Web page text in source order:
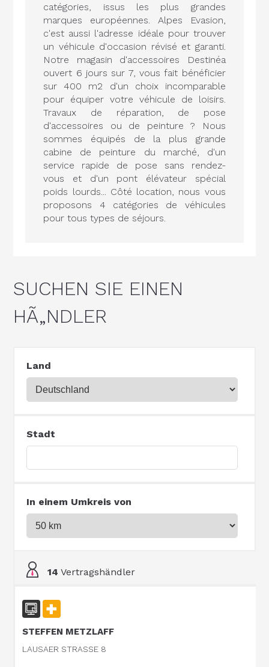
catégories, issus les plus grandes
marques européennes. Alpes Evasion,
c'est aussi l'adresse idéale pour trouver
un véhicule d'occasion révisé et garanti.
Notre magasin d'accessoires Destinéa
ouvert 6 jours sur 7, vous fait bénéficier
sur 400 m2 d'un choix incomparable
pour équiper votre véhicule de loisirs.
Travaux de réparation, de pose
d'accessoires ou de peinture ? Nous
sommes équipés de la plus grande
cabine de peinture du marché, d'un
service rapide de pose sans rendez-
vous et d'un pont élévateur spécial
poids lourds... Côté location, nous vous
proposons 4 catégories de véhicules
pour tous types de séjours.
SUCHEN SIE EINEN
HÃ„NDLER
Land
Stadt
In einem Umkreis von
14 Vertragshändler
STEFFEN METZLAFF
LAUSAER STRASSE 8